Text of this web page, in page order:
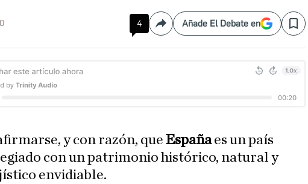
4 CompartirAñade El Debate en Save
y con razón, queEspañaes un país
con un patrimonio histórico, natural y
envidiable.